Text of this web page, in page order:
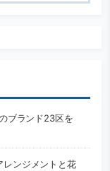
ブランド23区を
レンジメントと花